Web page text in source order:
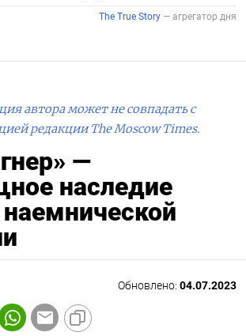
автора может не совпадать с
редакции The Moscow Times.
—
наследие
Обновлено: 04.07.2023